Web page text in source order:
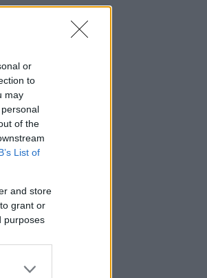
or
to
may
of the
List of
and store
grant or
purposes